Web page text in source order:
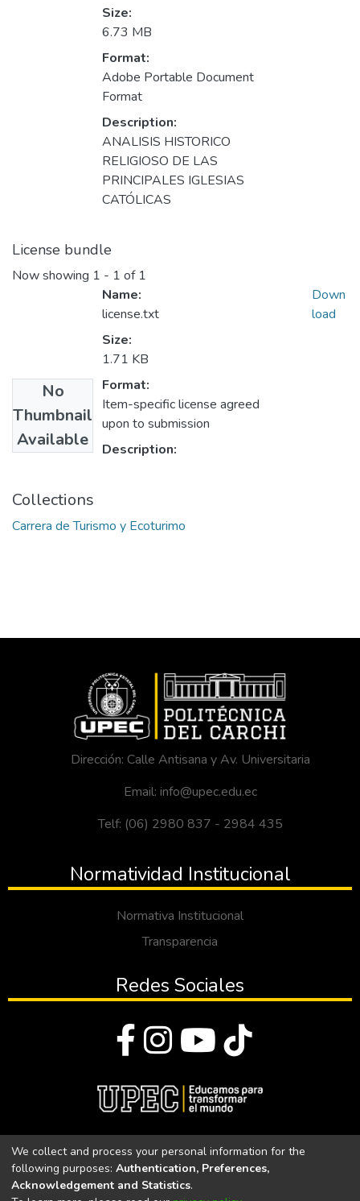
Size:
6.73 MB
Format:
Adobe Portable Document
Format
Description:
ANALISIS HISTORICO
RELIGIOSO DE LAS
PRINCIPALES IGLESIAS
CATÓLICAS
License bundle
Now showing 1 - 1 of 1
No
Thumbnail
Available
Name:
license.txt
Size:
1.71 KB
Format:
Item-specific license agreed
upon to submission
Description:
Down
load
Collections
Carrera de Turismo y Ecoturimo
Dirección: Calle Antisana y Av. Universitaria
Email: info@upec.edu.ec
Telf: (06) 2980 837 - 2984 435
Normatividad Institucional
Normativa Institucional
Transparencia
Redes Sociales
Universidad Politécnica Estatal del Carchi
We collect and process your personal information for the
following purposes: Authentication, Preferences,
Acknowledgement and Statistics.